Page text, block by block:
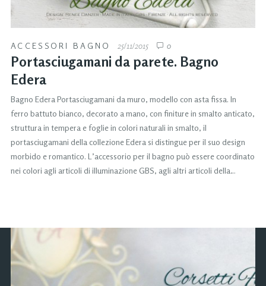
ACCESSORI BAGNO 25/11/2015 0
Portasciugamani da parete. Bagno
Edera
Bagno Edera Portasciugamani da muro, modello con asta fissa. In
ferro battuto bianco, decorato a mano, con finiture in smalto anticato,
struttura in tempera e foglie in colori naturali in smalto, il
portasciugamani della collezione Edera si distingue per il suo design
morbido e romantico. L’accessorio per il bagno può essere coordinato
nei colori agli articoli di illuminazione GBS, agli altri articoli della…